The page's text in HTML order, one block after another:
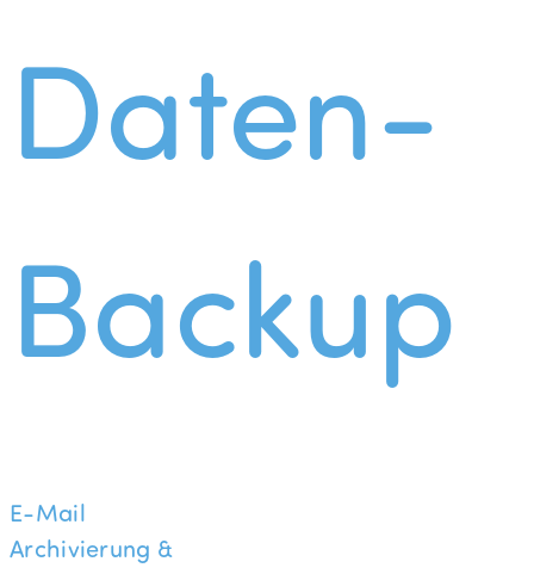
Daten-
Backup
E-Mail
Archivierung &